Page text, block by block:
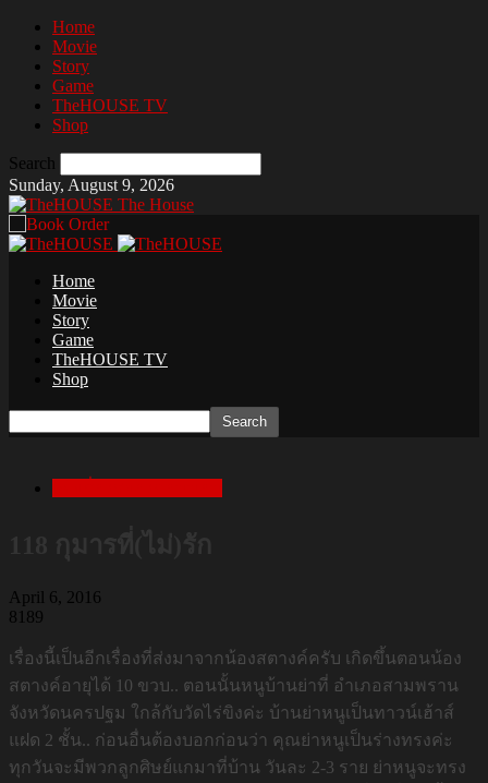
Home
Movie
Story
Game
TheHOUSE TV
Shop
Search
Sunday, August 9, 2026
The House
Home
Movie
Story
Game
TheHOUSE TV
Shop
April 6, 2016
8189
เรื่องนี้เป็นอีกเรื่องที่ส่งมาจากน้องสตางค์ครับ เกิดขึ้นตอนน้อง
สตางค์อายุได้ 10 ขวบ.. ตอนนั้นหนูบ้านย่าที่ อำเภอสามพราน
จังหวัดนครปฐม ใกล้กับวัดไร่ขิงค่ะ บ้านย่าหนูเป็นทาวน์เฮ้าส์
แฝด 2 ชั้น.. ก่อนอื่นต้องบอกก่อนว่า คุณย่าหนูเป็นร่างทรงค่ะ
ทุกวันจะมีพวกลูกศิษย์แกมาที่บ้าน วันละ 2-3 ราย ย่าหนูจะทรง